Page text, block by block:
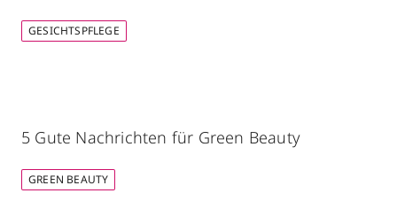
GESICHTSPFLEGE
5 Gute Nachrichten für Green Beauty
GREEN BEAUTY